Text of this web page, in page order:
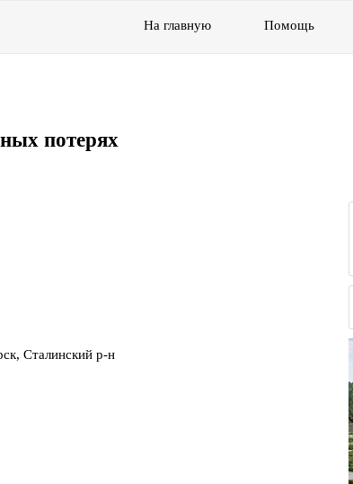
На главную Помощь
потерях
Сталинский р-н